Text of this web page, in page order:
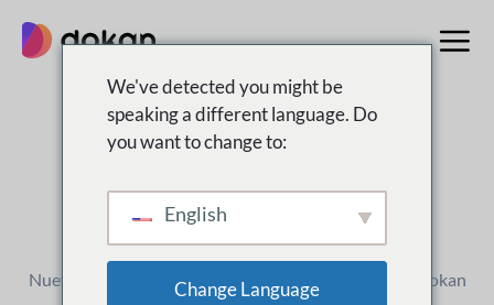
contenido
Qué
Nuevos lanzamientos, mejoras y actualizaciones de Dokan
We've detected you might be
speaking a different language. Do
you want to change to:
English
Change Language